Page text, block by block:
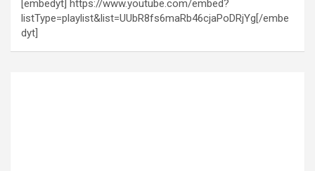
[embedyt] https://www.youtube.com/embed?
listType=playlist&list=UUbR8fs6maRb46cjaPoDRjYg[/embe
dyt]